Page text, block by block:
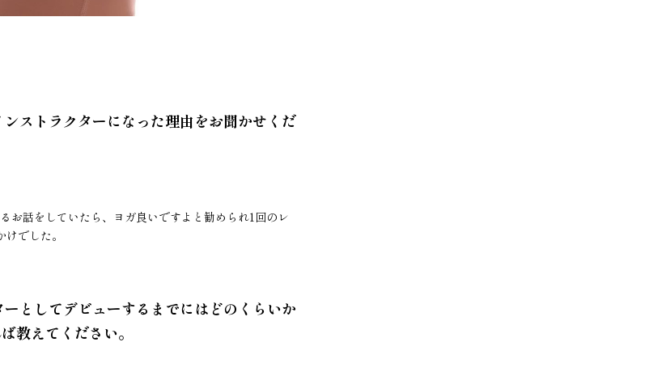
ストラクターになった理由をお聞かせくだ
お話をしていたら、ヨガ良いですよと勧められ1回のレ
でした。
としてデビューするまでにはどのくらいか
教えてください。